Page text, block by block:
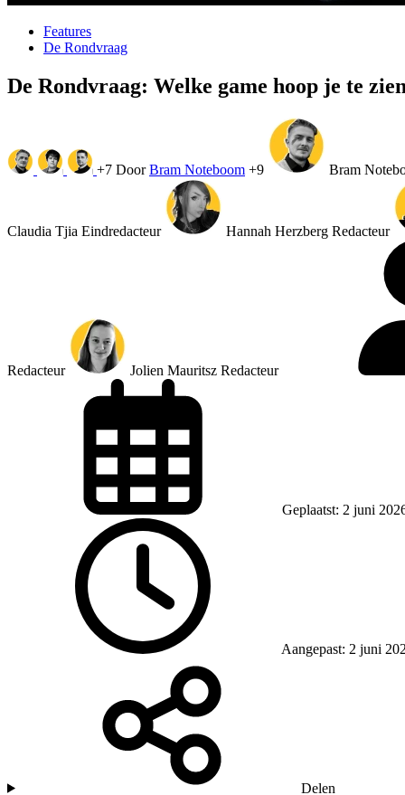
Features
De Rondvraag
De Rondvraag: Welke game hoop je te
+7 Door Bram Noteboom +9 Bram
Claudia Tjia Eindredacteur Hannah Herzberg Redacteur
Redacteur Jolien Mauritsz Redacteur
Geplaatst: 2 juni
Aangepast: 2 juni
Delen